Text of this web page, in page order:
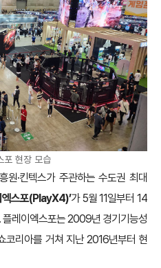
포 현장 모습
원·킨텍스가 주관하는 수도권 최대
스포(PlayX4)’가 5월 11일부터 14
레이엑스포는 2009년 경기기능성
코리아를 거쳐 지난 2016년부터 현